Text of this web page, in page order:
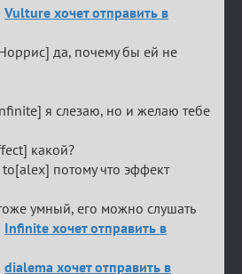
Vulture хочет отправить в
да, почему бы ей не
я слезаю, но и желаю тебе
какой?
потому что эффект
умный, его можно слушать
Infinite хочет отправить в
dialema хочет отправить в